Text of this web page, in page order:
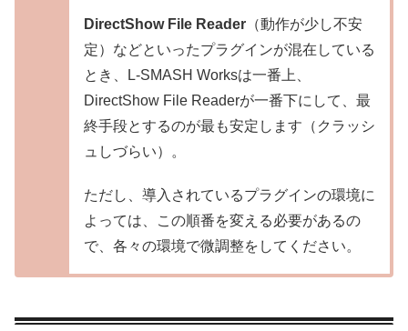
DirectShow File Reader （動作が少し不安
定）などといったプラグインが混在している
とき、L-SMASH Worksは一番上、
DirectShow File Readerが一番下にして、最
終手段とするのが最も安定します（クラッシ
ュしづらい）。
ただし、導入されているプラグインの環境に
よっては、この順番を変える必要があるの
で、各々の環境で微調整をしてください。